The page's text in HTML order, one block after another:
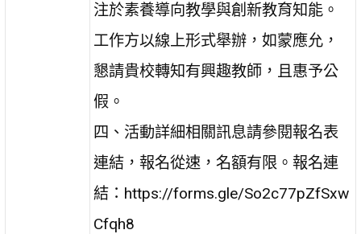
注於素養導向教學與創新教育知能。
工作方以線上形式舉辦，如蒙應允，
懇請貴校轉知有興趣教師，且惠予公
假。
四、活動詳細相關訊息請參閱報名表
連結，報名從速，名額有限。報名連
結：https://forms.gle/So2c77pZfSxw
Cfqh8